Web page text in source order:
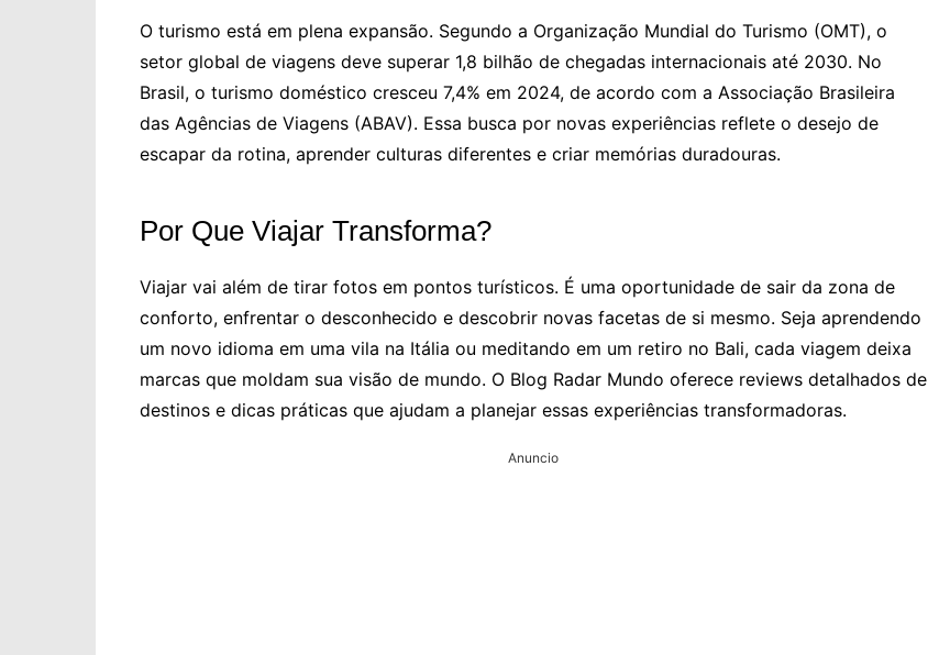
O turismo está em plena expansão. Segundo a Organização Mundial do Turismo (OMT), o
setor global de viagens deve superar 1,8 bilhão de chegadas internacionais até 2030. No
Brasil, o turismo doméstico cresceu 7,4% em 2024, de acordo com a Associação Brasileira
das Agências de Viagens (ABAV). Essa busca por novas experiências reflete o desejo de
escapar da rotina, aprender culturas diferentes e criar memórias duradouras.
Por Que Viajar Transforma?
Viajar vai além de tirar fotos em pontos turísticos. É uma oportunidade de sair da zona de
conforto, enfrentar o desconhecido e descobrir novas facetas de si mesmo. Seja aprendendo
um novo idioma em uma vila na Itália ou meditando em um retiro no Bali, cada viagem deixa
marcas que moldam sua visão de mundo. O Blog Radar Mundo oferece reviews detalhados de
destinos e dicas práticas que ajudam a planejar essas experiências transformadoras.
Anuncio